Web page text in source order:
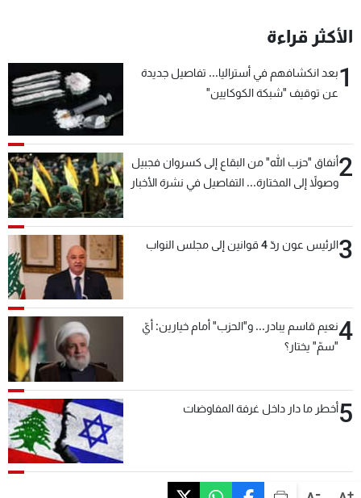
+
الأكثر قراءة
1بعد انكشافهم في أستراليا... تفاصيل جديدة
عن توقيف "شبكة الكوكايين"
2أنفاق "حزب الله" من البقاع إلى كسروان فجبيل
وصولاً إلى المختارة... التفاصيل في نشرة الأخبار
3الرئيس عون ردّ 4 قوانين إلى مجلس النواب
4نعيم قاسم يبادر... و"الحزب" أمام خيارين: أيّ
"سمّ" يختار؟
5أخطر ما دار داخل غرفة المفاوضات